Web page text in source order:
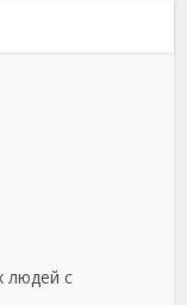
людей с